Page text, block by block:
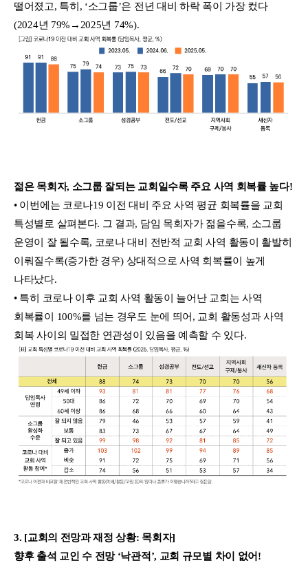
떨어졌고, 특히, ‘소그룹’은 전년 대비 하락 폭이 가장 컸다
(2024년 79%→2025년 74%).
젊은 목회자, 소그룹 잘되는 교회일수록 주요 사역 회복률 높다!
• 이번에는 코로나19 이전 대비 주요 사역 평균 회복률을 교회
특성별로 살펴본다. 그 결과, 담임 목회자가 젊을수록, 소그룹
운영이 잘 될수록, 코로나 대비 전반적 교회 사역 활동이 활발히
이뤄질수록(증가한 경우) 상대적으로 사역 회복률이 높게
나타났다.
• 특히 코로나 이후 교회 사역 활동이 늘어난 교회는 사역
회복률이 100%를 넘는 경우도 눈에 띄어, 교회 활동성과 사역
회복 사이의 밀접한 연관성이 있음을 예측할 수 있다.
3. [교회의 전망과 재정 상황: 목회자]
향후 출석 교인 수 전망 ‘낙관적’, 교회 규모별 차이 없어!